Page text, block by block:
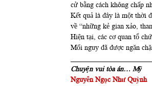
cử bằng cách không chấp
Kết quả là đây là một thời
về “những kẻ gian xảo,
Hiện tại, các cơ quan tổ
Mối nguy đã được ngăn
Chuyện vui tòa án… Mỹ
Nguyễn Ngọc Như Quỳnh